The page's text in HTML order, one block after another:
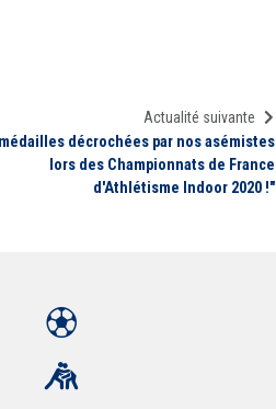
Actualité suivante
décrochées par nos asémistes
lors des Championnats de France
d'Athlétisme Indoor 2020 !"